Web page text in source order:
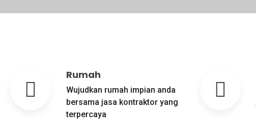
Rumah
Wujudkan rumah impian anda
bersama jasa kontraktor yang
terpercaya